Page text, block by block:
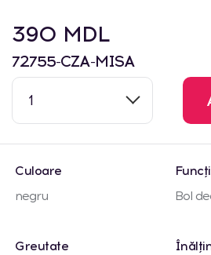
390 MDL
72755-CZA-MISA
1
Culoare
negru
Bol
Greutate